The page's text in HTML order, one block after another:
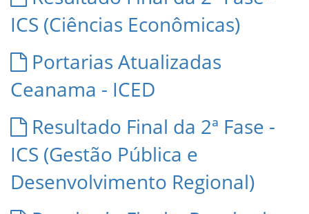
ICS (Ciências Econômicas)
Portarias Atualizadas
Ceanama - ICED
Resultado Final da 2ª Fase -
ICS (Gestão Pública e
Desenvolvimento Regional)